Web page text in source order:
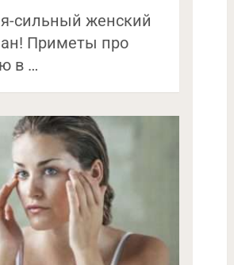
сильный женский
Приметы про
в …